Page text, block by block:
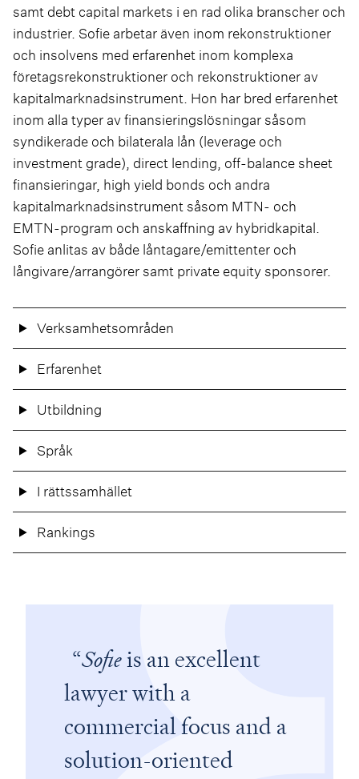
samt debt capital markets i en rad olika branscher och
industrier. Sofie arbetar även inom rekonstruktioner
och insolvens med erfarenhet inom komplexa
företagsrekonstruktioner och rekonstruktioner av
kapitalmarknadsinstrument. Hon har bred erfarenhet
inom alla typer av finansieringslösningar såsom
syndikerade och bilaterala lån (leverage och
investment grade), direct lending, off-balance sheet
finansieringar, high yield bonds och andra
kapitalmarknadsinstrument såsom MTN- och
EMTN-program och anskaffning av hybridkapital.
Sofie anlitas av både låntagare/emittenter och
långivare/arrangörer samt private equity sponsorer.
Verksamhetsområden
Erfarenhet
Utbildning
Språk
I rättssamhället
Rankings
Sofieis an excellent
lawyer with a
commercial focus and a
solution-oriented